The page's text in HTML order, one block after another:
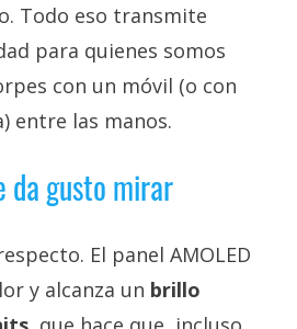
Todo eso transmite
para quienes somos
con un móvil (o con
entre las manos.
da gusto mirar
El panel AMOLED
y alcanza un brillo